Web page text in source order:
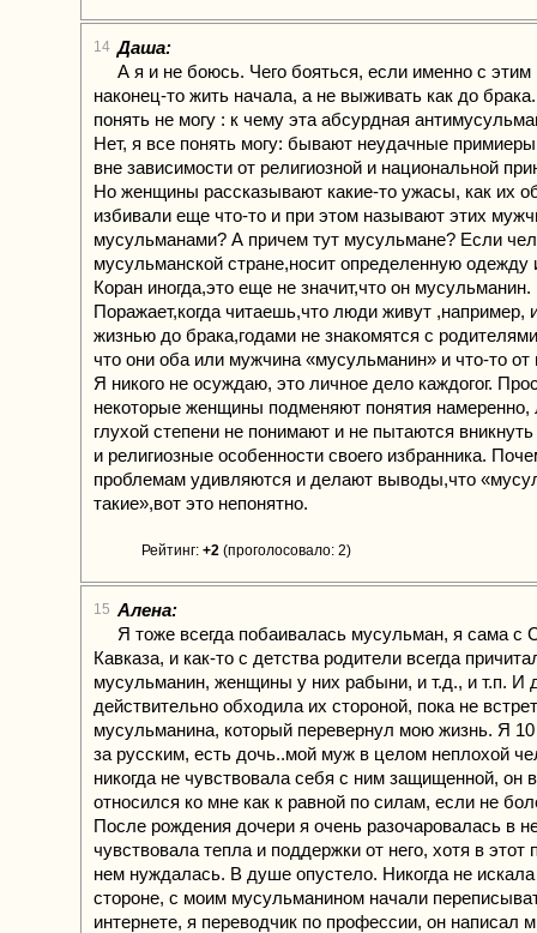
14 Даша:
А я и не боюсь. Чего бояться, если именно с
наконец-то жить начала, а не выживать как до
понять не могу : к чему эта абсурдная
Нет, я все понять могу: бывают неудачные
вне зависимости от религиозной и национальной
Но женщины рассказывают какие-то ужасы, как их
избивали еще что-то и при этом называют этих
мусульманами? А причем тут мусульмане? Если
мусульманской стране,носит определенную одежду
Коран иногда,это еще не значит,что он мусульманин.
Поражает,когда читаешь,что люди живут ,например,
жизнью до брака,годами не знакомятся с
что они оба или мужчина «мусульманин» и что-то от
Я никого не осуждаю, это личное дело каждогог.
некоторые женщины подменяют понятия намеренно,
глухой степени не понимают и не пытаются
и религиозные особенности своего избранника.
проблемам удивляются и делают выводы,что
такие»,вот это непонятно.
Рейтинг: +2 (проголосовало: 2)
15 Алена:
Я тоже всегда побаивалась мусульман, я сама с
Кавказа, и как-то с детства родители всегда
мусульманин, женщины у них рабыни, и т.д., и т.п. И
действительно обходила их стороной, пока не
мусульманина, который перевернул мою жизнь. Я
за русским, есть дочь..мой муж в целом неплохой
никогда не чувствовала себя с ним защищенной, он
относился ко мне как к равной по силам, если не
После рождения дочери я очень разочаровалась в
чувствовала тепла и поддержки от него, хотя в этот
нем нуждалась. В душе опустело. Никогда не
стороне, с моим мусульманином начали
интернете, я переводчик по профессии, он написал